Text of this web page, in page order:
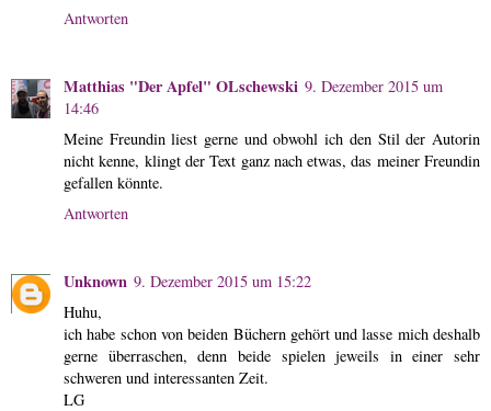
Antworten
Matthias "Der Apfel" OLschewski 9. Dezember 2015 um
14:46
Meine Freundin liest gerne und obwohl ich den Stil der Autorin
nicht kenne, klingt der Text ganz nach etwas, das meiner Freundin
gefallen könnte.
Antworten
Unknown 9. Dezember 2015 um 15:22
Huhu,
ich habe schon von beiden Büchern gehört und lasse mich deshalb
gerne überraschen, denn beide spielen jeweils in einer sehr
schweren und interessanten Zeit.
LG